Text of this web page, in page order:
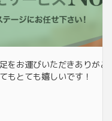
をお運びいただきありがと
もとても嬉しいです！